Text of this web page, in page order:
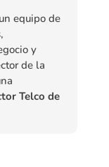
equipo de
y
de la
Telco de